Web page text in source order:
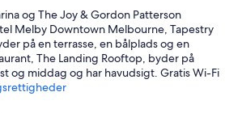
og The Joy & Gordon Patterson
Melby Downtown Melbourne, Tapestry
på en terrasse, en bålplads og en
The Landing Rooftop, byder på
og middag og har havudsigt. Gratis Wi-Fi
alle gæster, og der tilbydes